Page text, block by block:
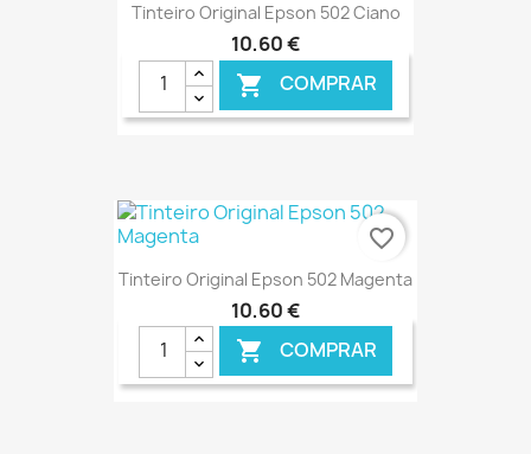
Tinteiro Original Epson 502 Ciano
10,60 €
 COMPRAR
€ ONLINE
Tinteiro Original Epson 502 Magenta
10,60 €
 COMPRAR
favorite_border